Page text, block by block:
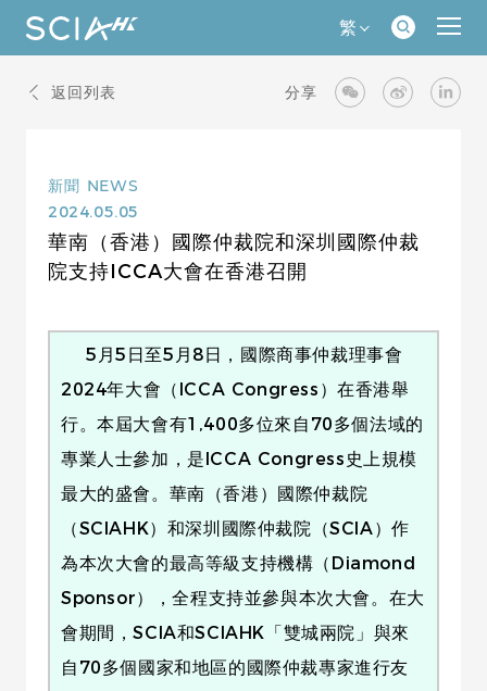
繁
返回列表 分享
新聞 NEWS
2024.05.05
華南（香港）國際仲裁院和深圳國際仲裁
院支持ICCA大會在香港召開
5月5日至5月8日，國際商事仲裁理事會
2024年大會（ICCA Congress）在香港舉
行。本屆大會有1,400多位來自70多個法域的
專業人士參加，是ICCA Congress史上規模
最大的盛會。華南（香港）國際仲裁院
（SCIAHK）和深圳國際仲裁院（SCIA）作
為本次大會的最高等級支持機構（Diamond
Sponsor），全程支持並參與本次大會。在大
會期間，SCIA和SCIAHK「雙城兩院」與來
自70多個國家和地區的國際仲裁專家進行友